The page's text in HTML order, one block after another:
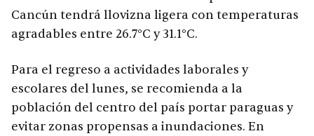
Cancún tendrá llovizna ligera con temperaturas
agradables entre 26.7°C y 31.1°C.
Para el regreso a actividades laborales y
escolares del lunes, se recomienda a la
población del centro del país portar paraguas y
evitar zonas propensas a inundaciones. En